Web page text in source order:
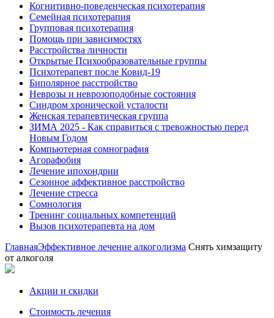
Когнитивно-поведенческая психотерапия
Семейная психотерапия
Групповая психотерапия
Помощь при зависимостях
Расстройства личности
Открытые Психообразовательные группы
Психотерапевт после Ковид-19
Биполярное расстройство
Неврозы и неврозоподобные состояния
Синдром хронической усталости
Женская терапевтическая группа
ЗИМА 2025 - Как справиться с тревожностью перед
Новым Годом
Компьютерная сомнография
Агорафобия
Лечение ипохондрии
Сезонное аффективное расстройство
Лечение стресса
Сомнология
Тренинг социальных компетенций
Вызов психотерапевта на дом
ГлавнаяЭффективное лечение алкоголизма Снять химзащиту
от алкоголя
Акции и скидки
Стоимость лечения